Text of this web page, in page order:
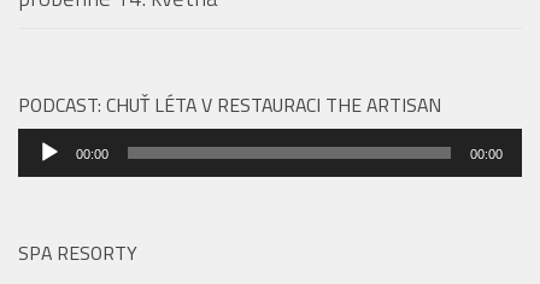
Ikonická zahrada hotelu The Grand Mark Prague se
přehrávač